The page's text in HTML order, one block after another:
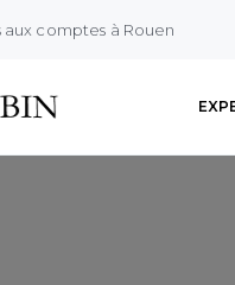
comptes à Rouen